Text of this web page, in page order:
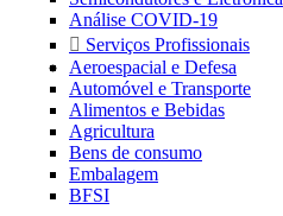
Análise COVID-19
Serviços Profissionais
Aeroespacial e Defesa
Automóvel e Transporte
Alimentos e Bebidas
Agricultura
Bens de consumo
Embalagem
BFSI